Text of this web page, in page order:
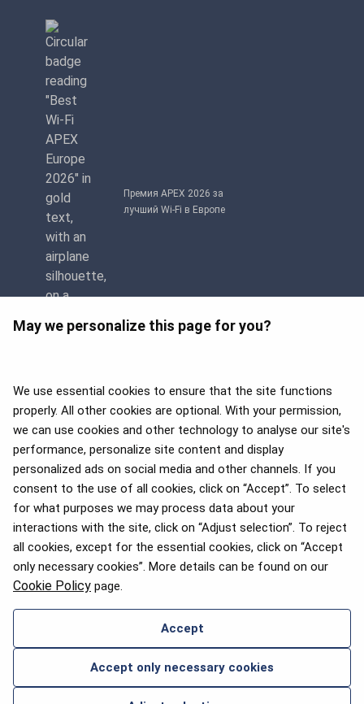
May we personalize this page for you?
We use essential cookies to ensure that the site functions
properly. All other cookies are optional. With your permission,
we can use cookies and other technology to analyse our site's
performance, personalize site content and display
personalized ads on social media and other channels. If you
consent to the use of all cookies, click on “Accept”. To select
for what purposes we may process data about your
interactions with the site, click on “Adjust selection”. To reject
all cookies, except for the essential cookies, click on “Accept
only necessary cookies”. More details can be found on our
Cookie Policy page.
Accept
Accept only necessary cookies
Премия APEX 2026 за
лучший Wi-Fi в Европе
APEX 2026 Five Star Major
Airline Award
Премия Flyers' Choice 2025
2026 © airBaltic. Все права защищены.
СВЯЖИТЕСЬ С НАМИ